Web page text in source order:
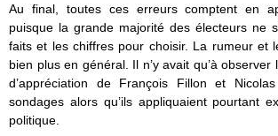
Au final, toutes ces erreurs comptent en
puisque la grande majorité des électeurs ne
faits et les chiffres pour choisir. La rumeur et
bien plus en général. Il n’y avait qu’à
d’appréciation de François Fillon et
sondages alors qu’ils appliquaient pourtant
politique.